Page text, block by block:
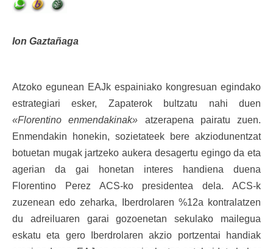
Ion Gaztañaga
Atzoko egunean EAJk espainiako kongresuan egindako
estrategiari esker, Zapaterok bultzatu nahi duen
«Florentino enmendakinak» atzerapena pairatu zuen.
Enmendakin honekin, sozietateek bere akziodunentzat
botuetan mugak jartzeko aukera desagertu egingo da eta
agerian da gai honetan interes handiena duena
Florentino Perez ACS-ko presidentea dela. ACS-k
zuzenean edo zeharka, Iberdrolaren %12a kontralatzen
du adreiluaren garai gozoenetan sekulako mailegua
eskatu eta gero Iberdrolaren akzio portzentai handiak